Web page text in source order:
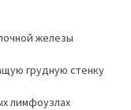
железы
грудную стенку
лимфоузлах